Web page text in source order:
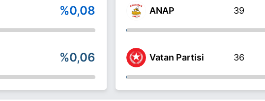
%0,08
%0,06
ANAP 39
Vatan Partisi 36